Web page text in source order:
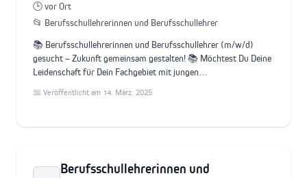
🕒 vor Ort
📂 Berufsschullehrerinnen und Berufsschullehrer
📚 Berufsschullehrerinnen und Berufsschullehrer (m/w/d)
gesucht – Zukunft gemeinsam gestalten! 📚 Möchtest Du Deine
Leidenschaft für Dein Fachgebiet mit jungen…
📅 Veröffentlicht am 14. März. 2025
Berufsschullehrerinnen und